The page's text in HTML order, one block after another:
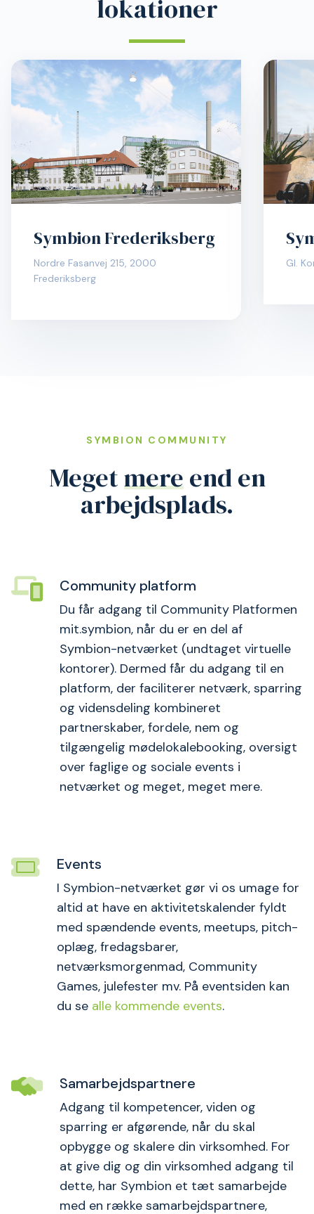
lokationer
Symbion Frederiksberg
Nordre Fasanvej 215, 2000
Frederiksberg
Gl.
SYMBION COMMUNITY
Megetmereend en
arbejdsplads.
Community platform
Du får adgang til Community Platformen
mit.symbion, når du er en del af
Symbion-netværket (undtaget virtuelle
kontorer). Dermed får du adgang til en
platform, der faciliterer netværk, sparring
og vidensdeling kombineret
partnerskaber, fordele, nem og
tilgængelig mødelokalebooking, oversigt
over faglige og sociale events i
netværket og meget, meget mere.
Events
I Symbion-netværket gør vi os umage for
altid at have en aktivitetskalender fyldt
med spændende events, meetups, pitch-
oplæg, fredagsbarer,
netværksmorgenmad, Community
Games, julefester mv. På eventsiden kan
du se alle kommende events.
Samarbejdspartnere
Adgang til kompetencer, viden og
sparring er afgørende, når du skal
opbygge og skalere din virksomhed. For
at give dig og din virksomhed adgang til
dette, har Symbion et tæt samarbejde
med en række samarbejdspartnere,